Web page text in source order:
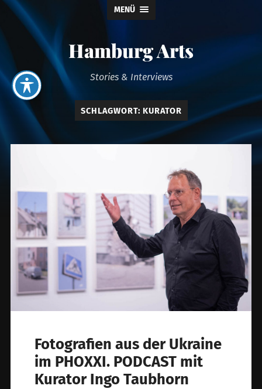
MENÜ
Hamburg Arts
Stories & Interviews
SCHLAGWORT: KURATOR
Fotografien aus der Ukraine
im PHOXXI. PODCAST mit
Kurator Ingo Taubhorn